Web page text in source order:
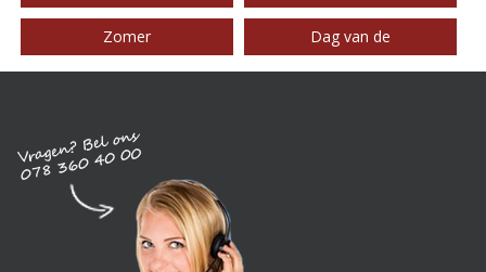
Zomer Dag van de